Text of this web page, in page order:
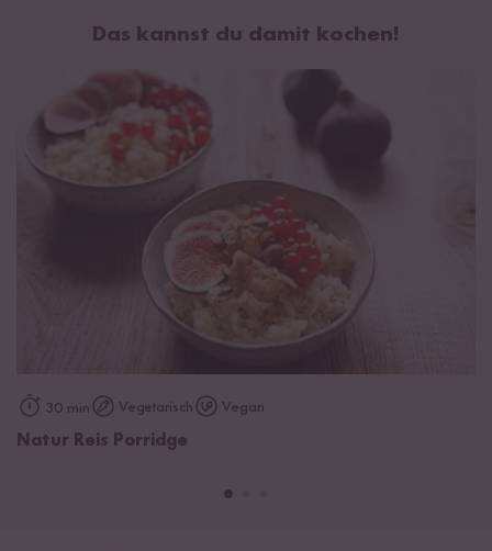
Das kannst du damit kochen!
30 min Vegetarisch Vegan
Natur Reis Porridge